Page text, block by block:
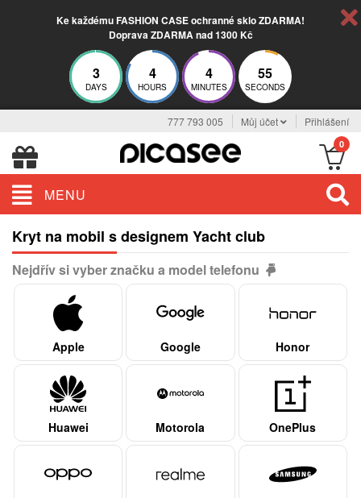
Ke každému FASHION CASE ochranné sklo ZDARMA!
Doprava ZDARMA nad 1300 Kč
3
DAYS
4
HOURS
4
MINUTES
55
SECONDS
777 793 005 Můj účet Přihlášení
0
MENU
Kryt na mobil s designem Yacht club
Nejdřív si vyber značku a model telefonu
Apple Google Honor
Huawei Motorola OnePlus